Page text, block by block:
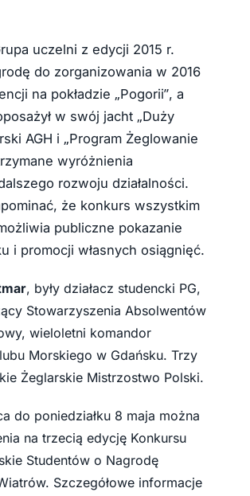
uczelni z edycji 2015 r.
do zorganizowania w 2016
na pokładzie „Pogorii”, a
w swój jacht „Duży
AGH i „Program Żeglowanie
wyróżnienia
rozwoju działalności.
że konkurs wszystkim
publiczne pokazanie
i promocji własnych osiągnięć.
, były działacz studencki PG,
Stowarzyszenia Absolwentów
wieloletni komandor
Morskiego w Gdańsku. Trzy
Żeglarskie Mistrzostwo Polski.
do poniedziałku 8 maja można
na trzecią edycję Konkursu
Studentów o Nagrodę
Szczegółowe informacje